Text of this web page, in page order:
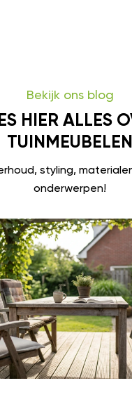
Bekijk ons blog
HIER ALLES
TUINMEUBELEN
styling,
onderwerpen!